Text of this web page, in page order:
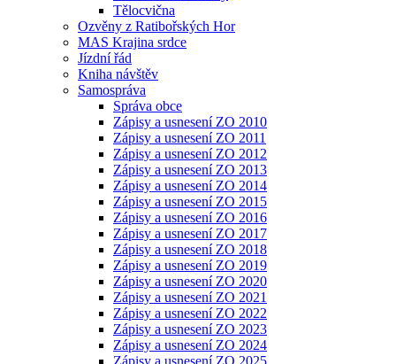
Tělocvična
Ozvěny z Ratibořských Hor
MAS Krajina srdce
Jízdní řád
Kniha návštěv
Samospráva
Správa obce
Zápisy a usnesení ZO 2010
Zápisy a usnesení ZO 2011
Zápisy a usnesení ZO 2012
Zápisy a usnesení ZO 2013
Zápisy a usnesení ZO 2014
Zápisy a usnesení ZO 2015
Zápisy a usnesení ZO 2016
Zápisy a usnesení ZO 2017
Zápisy a usnesení ZO 2018
Zápisy a usnesení ZO 2019
Zápisy a usnesení ZO 2020
Zápisy a usnesení ZO 2021
Zápisy a usnesení ZO 2022
Zápisy a usnesení ZO 2023
Zápisy a usnesení ZO 2024
Zápisy a usnesení ZO 2025